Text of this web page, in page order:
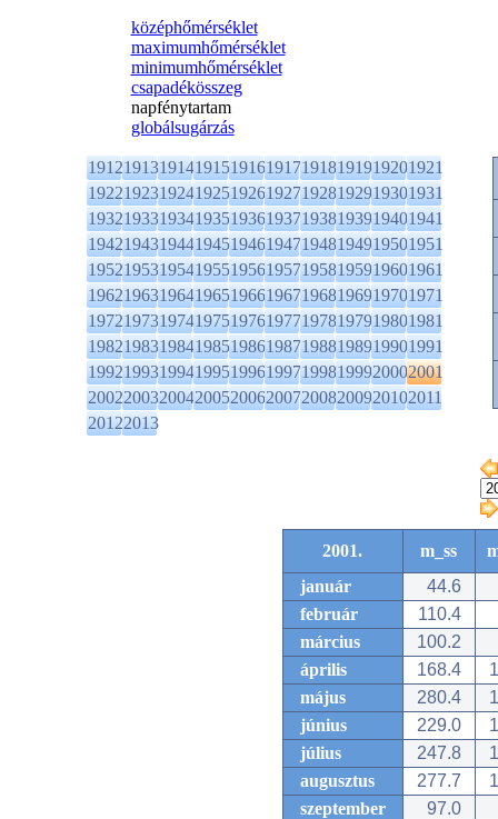
középhőmérséklet
maximumhőmérséklet
minimumhőmérséklet
csapadékösszeg
napfénytartam
globálsugárzás
1912191319141915191619171918191919201921
1922192319241925192619271928192919301931
1932193319341935193619371938193919401941
1942194319441945194619471948194919501951
1952195319541955195619571958195919601961
1962196319641965196619671968196919701971
1972197319741975197619771978197919801981
1982198319841985198619871988198919901991
1992199319941995199619971998199920002001
2002200320042005200620072008200920102011
20122013
2001. m_ss
január
44.6
február
110.4
március
100.2
április
168.4
május
280.4
június
229.0
július
247.8
augusztus
277.7
szeptember
97.0